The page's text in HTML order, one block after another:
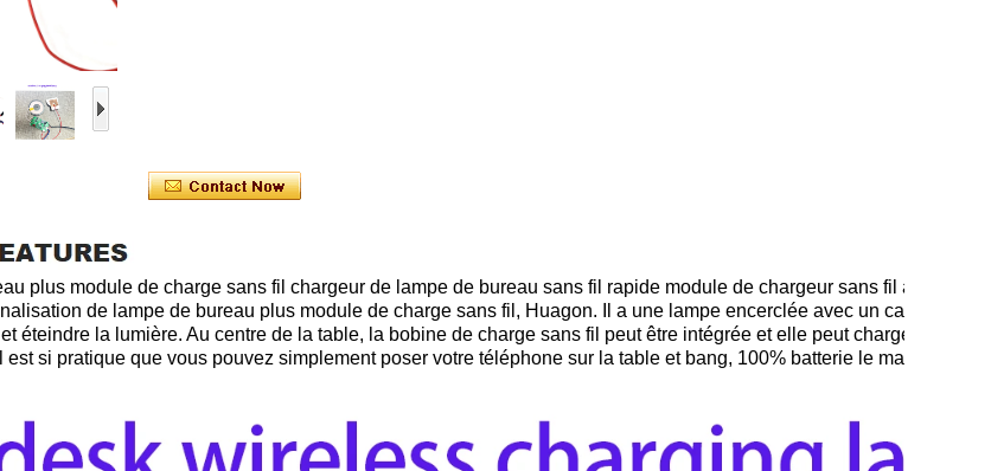
plus module de charge sans fil chargeur de lampe de bureau sans fil rapide module de chargeur sans fil à charge
de lampe de bureau plus module de charge sans fil, Huagon. Il a une lampe encerclée avec un capteur
éteindre la lumière. Au centre de la table, la bobine de charge sans fil peut être intégrée et elle peut charger sans fil
est si pratique que vous pouvez simplement poser votre téléphone sur la table et bang, 100% batterie le matin. Pas